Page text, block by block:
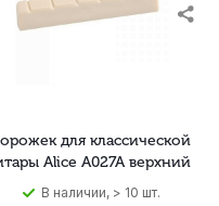
для классической
Alice A027A верхний
В наличии, > 10 шт.